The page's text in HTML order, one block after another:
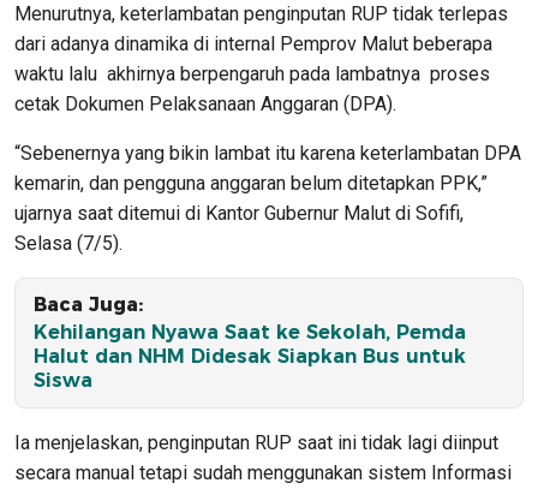
Menurutnya, keterlambatan penginputan RUP tidak terlepas
dari adanya dinamika di internal Pemprov Malut beberapa
waktu lalu akhirnya berpengaruh pada lambatnya proses
cetak Dokumen Pelaksanaan Anggaran (DPA).
“Sebenernya yang bikin lambat itu karena keterlambatan DPA
kemarin, dan pengguna anggaran belum ditetapkan PPK,”
ujarnya saat ditemui di Kantor Gubernur Malut di Sofifi,
Selasa (7/5).
Baca Juga:
Kehilangan Nyawa Saat ke Sekolah, Pemda
Halut dan NHM Didesak Siapkan Bus untuk
Siswa
Ia menjelaskan, penginputan RUP saat ini tidak lagi diinput
secara manual tetapi sudah menggunakan sistem Informasi